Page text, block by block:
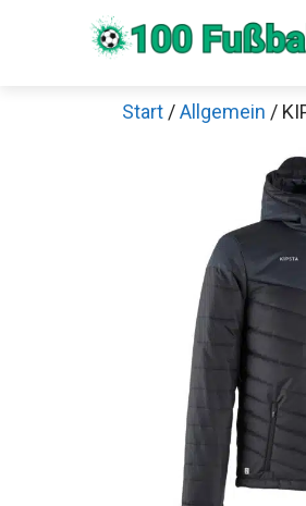
Start /Allgemein /